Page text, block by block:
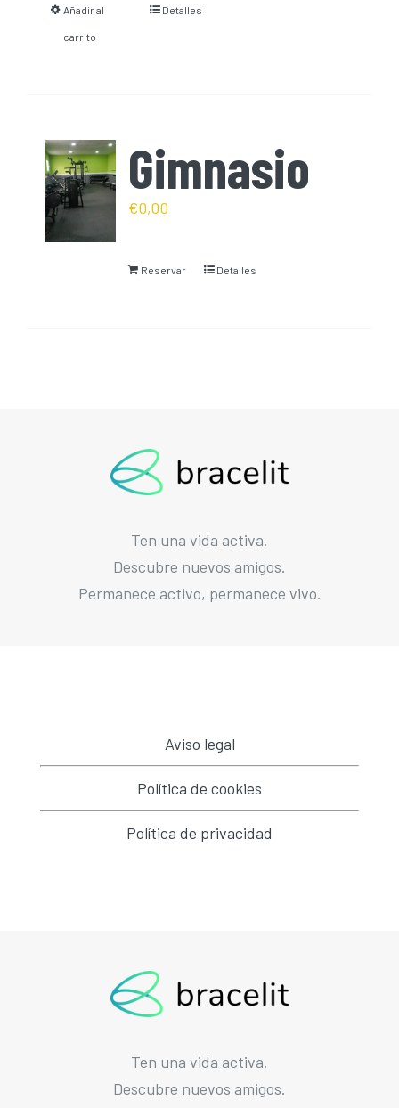
Añadir al
carrito
Detalles
Gimnasio
€0,00
Reservar Detalles
Ten una vida activa.
Descubre nuevos amigos.
Permanece activo, permanece vivo.
Aviso legal
Política de cookies
Política de privacidad
Ten una vida activa.
Descubre nuevos amigos.